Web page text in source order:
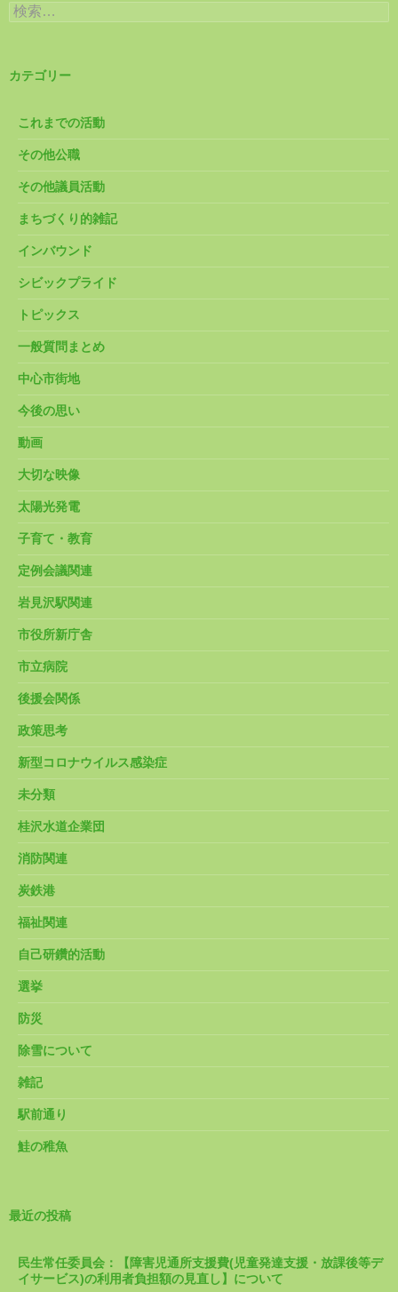
検
索:
カテゴリー
これまでの活動
その他公職
その他議員活動
まちづくり的雑記
インバウンド
シビックプライド
トピックス
一般質問まとめ
中心市街地
今後の思い
動画
大切な映像
太陽光発電
子育て・教育
定例会議関連
岩見沢駅関連
市役所新庁舎
市立病院
後援会関係
政策思考
新型コロナウイルス感染症
未分類
桂沢水道企業団
消防関連
炭鉄港
福祉関連
自己研鑽的活動
選挙
防災
除雪について
雑記
駅前通り
鮭の稚魚
最近の投稿
民生常任委員会：【障害児通所支援費(児童発達支援・放課後等デ
イサービス)の利用者負担額の見直し】について